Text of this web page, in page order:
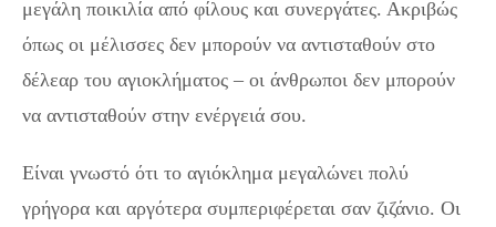
μεγάλη ποικιλία από φίλους και συνεργάτες. Ακριβώς
όπως οι μέλισσες δεν μπορούν να αντισταθούν στο
δέλεαρ του αγιοκλήματος – οι άνθρωποι δεν μπορούν
να αντισταθούν στην ενέργειά σου.
Είναι γνωστό ότι το αγιόκλημα μεγαλώνει πολύ
γρήγορα και αργότερα συμπεριφέρεται σαν ζιζάνιο. Οι